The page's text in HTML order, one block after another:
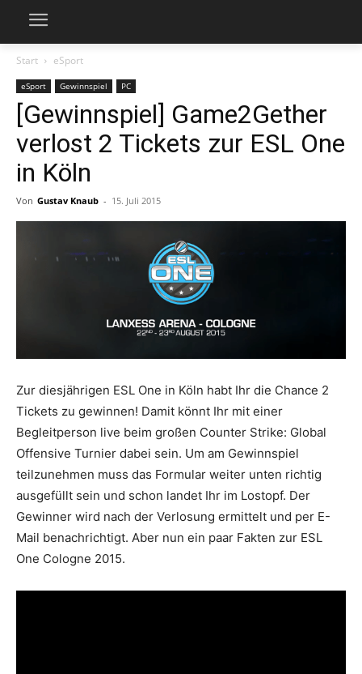
Start eSport
eSport Gewinnspiel PC
[Gewinnspiel] Game2Gether
verlost 2 Tickets zur ESL One
in Köln
Von Gustav Knaub - 15. Juli 2015
Zur diesjährigen ESL One in Köln habt Ihr die Chance 2
Tickets zu gewinnen! Damit könnt Ihr mit einer
Begleitperson live beim großen Counter Strike: Global
Offensive Turnier dabei sein. Um am Gewinnspiel
teilzunehmen muss das Formular weiter unten richtig
ausgefüllt sein und schon landet Ihr im Lostopf. Der
Gewinner wird nach der Verlosung ermittelt und per E-
Mail benachrichtigt. Aber nun ein paar Fakten zur ESL
One Cologne 2015.